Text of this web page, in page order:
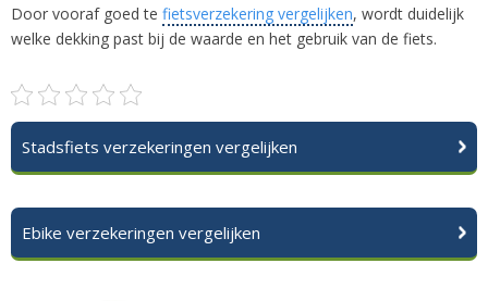
Door vooraf goed te fietsverzekering vergelijken, wordt duidelijk
welke dekking past bij de waarde en het gebruik van de fiets.
Stadsfiets verzekeringen vergelijken
Ebike verzekeringen vergelijken